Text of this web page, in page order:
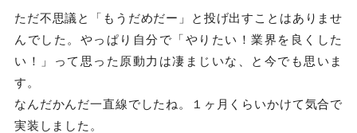
ただ不思議と「もうだめだー」と投げ出すことはありませ
んでした。やっぱり自分で「やりたい！業界を良くした
い！」って思った原動力は凄まじいな、と今でも思いま
す。
なんだかんだ一直線でしたね。１ヶ月くらいかけて気合で
実装しました。